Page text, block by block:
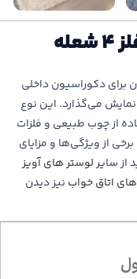
برای دکوراسیون داخلی
می‌گذارد. این نوع
از چوب طبیعی و فلزات
از ویژگی‌ها و مزایای
از سایرلوستر های آویز
اتاق خواب نیز دیدن